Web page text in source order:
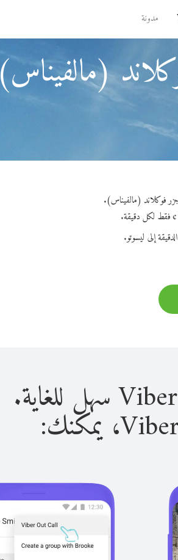
مدونة
(مالفيناس)
إلى ليسوتو.